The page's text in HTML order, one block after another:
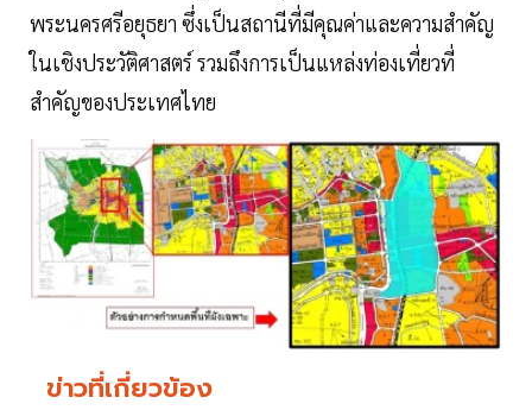
พระนครศรีอยุธยา ซึ่งเป็นสถานีที่มีคุณค่าและความสำคัญ
ในเชิงประวัติศาสตร์ รวมถึงการเป็นแหล่งท่องเที่ยวที่
สำคัญของประเทศไทย
ข่าวที่เกี่ยวข้อง